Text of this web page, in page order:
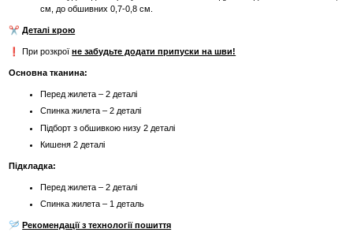
см, до обшивних 0,7-0,8 см.
✂️Деталі крою
❗ При розкроїне забудьте додати припуски на шви!
Основна тканина:
Перед жилета – 2 деталі
Спинка жилета – 2 деталі
Підборт з обшивкою низу 2 деталі
Кишеня 2 деталі
Підкладка:
Перед жилета – 2 деталі
Спинка жилета – 1 деталь
🪡Рекомендації з технології пошиття